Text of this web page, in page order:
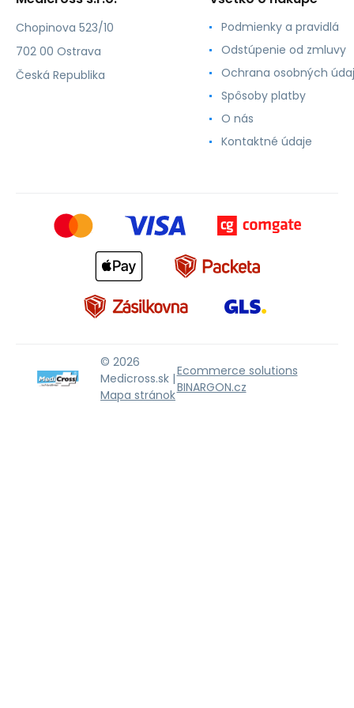
Chopinova 523/10
702 00 Ostrava
Česká Republika
Podmienky a pravidlá
Odstúpenie od zmluvy
Ochrana osobných
Spôsoby platby
O nás
Kontaktné údaje
© 2026
Medicross.sk |
Mapa stránok
Ecommerce solutions
BINARGON.cz